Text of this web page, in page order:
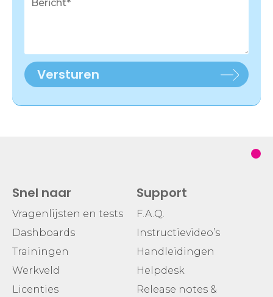
Versturen
Snel naar
Vragenlijsten en tests
Dashboards
Trainingen
Werkveld
Licenties
Support
F.A.Q.
Instructievideo’s
Handleidingen
Helpdesk
Release notes &